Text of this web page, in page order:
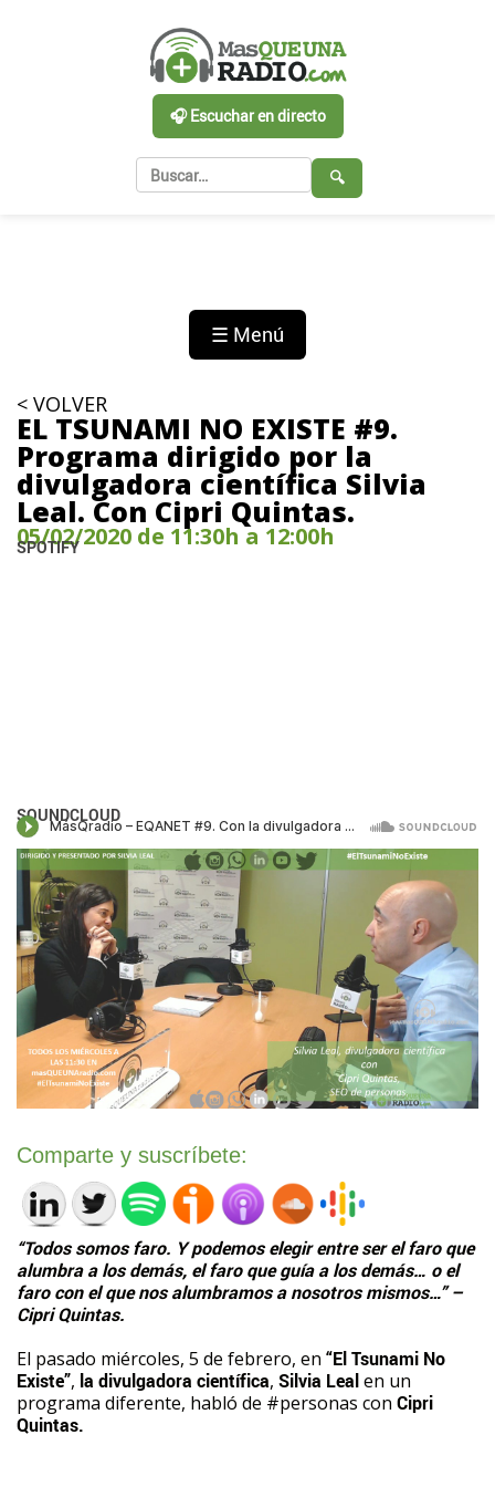
🎧 Escuchar en directo
🔍
☰ Menú
< VOLVER
EL TSUNAMI NO EXISTE #9.
Programa dirigido por la
divulgadora científica Silvia
Leal. Con Cipri Quintas.
05/02/2020 de 11:30h a 12:00h
SPOTIFY
SOUNDCLOUD
Comparte y suscríbete:
“Todos somos faro. Y podemos elegir entre ser el faro que
alumbra a los demás, el faro que guía a los demás… o el
faro con el que nos alumbramos a nosotros mismos…” –
Cipri Quintas.
El pasado miércoles, 5 de febrero, en “El Tsunami No
Existe”, la divulgadora científica, Silvia Lealen un
programa diferente, habló de #personas con Cipri
Quintas.